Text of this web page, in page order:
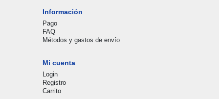
Información
Pago
FAQ
Métodos y gastos de envío
Mi cuenta
Login
Registro
Carrito